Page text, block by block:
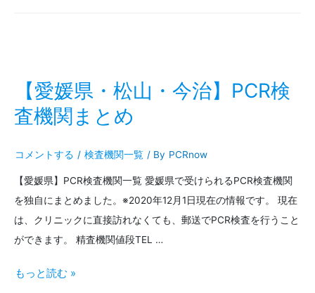
州・
留
米】
PCR
検
査
【愛媛県・松山・今治】PCR検
査機関まとめ
コメントする / 検査機関一覧 / By PCRnow
【愛媛県】PCR検査機関一覧 愛媛県で受けられるPCR検査機関
を独自にまとめました。※2020年12月1日現在の情報です。 現在
は、クリニックに直接訪れなくても、郵送でPCR検査を行うこと
ができます。 精査機関値段TEL …
【愛
もっと読む »